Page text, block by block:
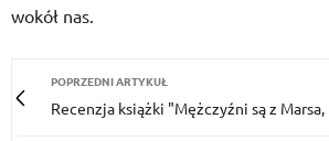
wokół nas.
POPRZEDNI ARTYKUŁ
Recenzja książki "Mężczyźni są z